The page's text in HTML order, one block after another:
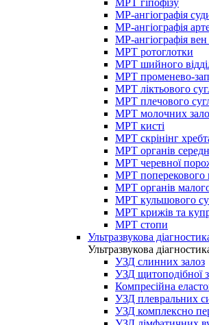
МРТ гіпофізу
МР-ангіографія
МР-ангіографія
МР-ангіографія
МРТ ротоглотки
МРТ шийного
МРТ променево-
МРТ ліктьового
МРТ плечового
МРТ молочних
МРТ кисті
МРТ скрінінг
МРТ органів
МРТ черевної
МРТ поперекового
МРТ органів
МРТ кульшового
МРТ крижів та
МРТ стопи
Ультразвукова
Ультразвукова
УЗД слинних залоз
УЗД щитоподібної
Компресійна
УЗД плевральних
УЗД комплексно